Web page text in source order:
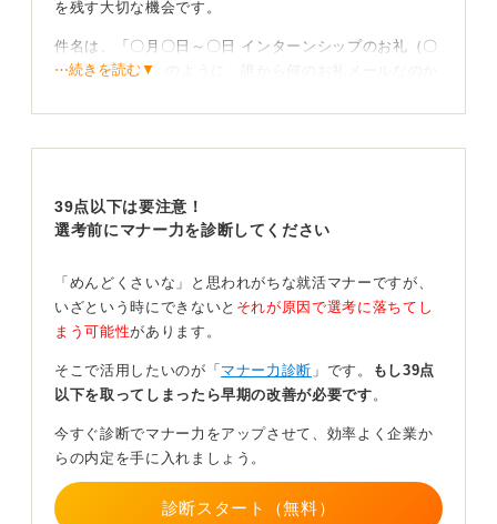
を残す大切な機会です。
件名は、「〇月〇日～〇日 インターンシップのお礼（〇
〇大学 氏名）」のように、誰から何のお礼メールなのか
が今後どのように活かせそうかを自分の言葉で伝えるこ
とが重要です。
翌営業日までに送るのが理想！ 丁寧な言葉遣いを心
がけよう
く、遅くとも翌営業日までに送るのが理想的です。
や会社名に間違いがないかなどを送信前に必ず確認しま
もし、インターン中にお世話になった特定の社員の人が
⋯続きを読む▼
39点以下は要注意！
選考前にマナー力を診断してください
「めんどくさいな」と思われがちな就活マナーですが、
いざという時にできないと それが原因で選考に落ちてし
まう可能性があります。
そこで活用したいのが「 マナー力診断 」です。
もし39点
以下を取ってしまったら早期の改善が必要です 。
今すぐ診断でマナー力をアップさせて、効率よく企業か
らの内定を手に入れましょう。
診断スタート（無料）